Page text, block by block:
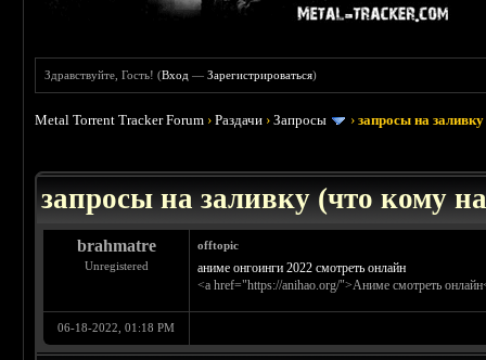
Здравствуйте, Гость! (Вход —Зарегистрироваться)
Metal Torrent Tracker Forum ›Раздачи ›Запросы ›запросы на
запросы на заливку (что кому
brahmatre
Unregistered
offtopic
аниме онгоинги 2022 смотреть онлайн
<a href="https://anihao.org/">Аниме смотреть
06-18-2022, 01:18 PM